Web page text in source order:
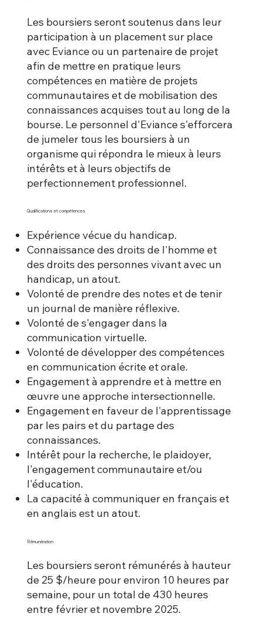
Les boursiers seront soutenus dans leur
participation à un placement sur place
avec Eviance ou un partenaire de projet
afin de mettre en pratique leurs
compétences en matière de projets
communautaires et de mobilisation des
connaissances acquises tout au long de la
bourse. Le personnel d'Eviance s'efforcera
de jumeler tous les boursiers à un
organisme qui répondra le mieux à leurs
intérêts et à leurs objectifs de
perfectionnement professionnel.
Qualifications et compétences
Expérience vécue du handicap.
Connaissance des droits de l'homme et
des droits des personnes vivant avec un
handicap, un atout.
Volonté de prendre des notes et de tenir
un journal de manière réflexive.
Volonté de s'engager dans la
communication virtuelle.
Volonté de développer des compétences
en communication écrite et orale.
Engagement à apprendre et à mettre en
œuvre une approche intersectionnelle.
Engagement en faveur de l'apprentissage
par les pairs et du partage des
connaissances.
Intérêt pour la recherche, le plaidoyer,
l'engagement communautaire et/ou
l'éducation.
La capacité à communiquer en français et
en anglais est un atout.
Rémunération
Les boursiers seront rémunérés à hauteur
de 25 $/heure pour environ 10 heures par
semaine, pour un total de 430 heures
entre février et novembre 2025. ​